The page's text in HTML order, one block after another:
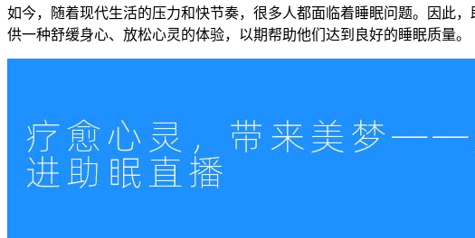
如今，随着现代生活的压力和快节奏，很多人都面临着睡眠问题。因此
供一种舒缓身心、放松心灵的体验，以期帮助他们达到良好的睡眠质量。